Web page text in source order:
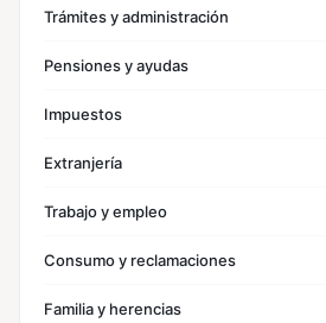
Trámites y administración
Pensiones y ayudas
Impuestos
Extranjería
Trabajo y empleo
Consumo y reclamaciones
Familia y herencias